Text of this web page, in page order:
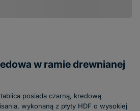
w ramie drewnianej
posiada czarną, kredową
wykonaną z płyty HDF o wysokiej